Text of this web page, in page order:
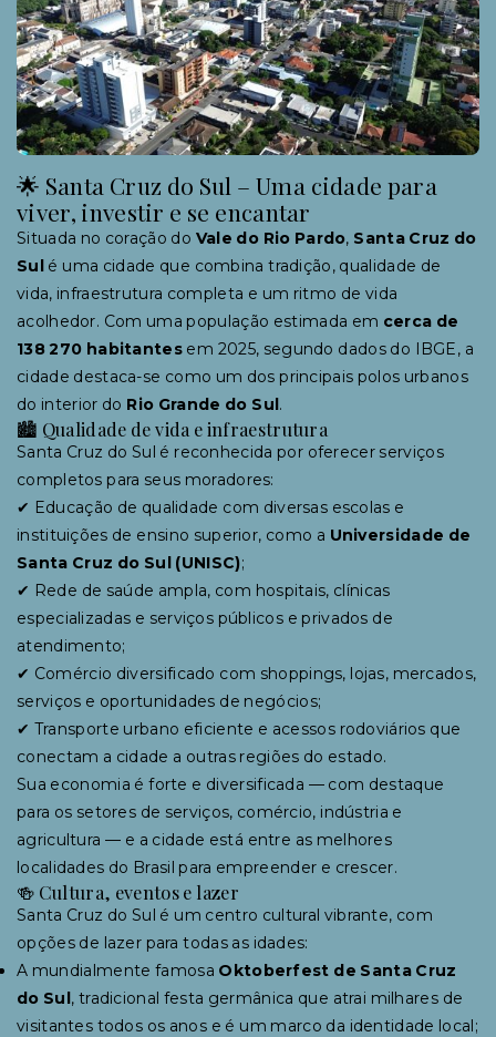
🌟 Santa Cruz do Sul – Uma cidade para
viver, investir e se encantar
Situada no coração do Vale do Rio Pardo, Santa Cruz do
Sulé uma cidade que combina tradição, qualidade de
vida, infraestrutura completa e um ritmo de vida
acolhedor. Com uma população estimada em cerca de
138 270 habitantesem 2025, segundo dados do IBGE, a
cidade destaca-se como um dos principais polos urbanos
do interior do Rio Grande do Sul.
🏙 Qualidade de vida e infraestrutura
Santa Cruz do Sul é reconhecida por oferecer serviços
completos para seus moradores:
✔ Educação de qualidade com diversas escolas e
instituições de ensino superior, como a Universidade de
Santa Cruz do Sul (UNISC);
✔ Rede de saúde ampla, com hospitais, clínicas
especializadas e serviços públicos e privados de
atendimento;
✔ Comércio diversificado com shoppings, lojas, mercados,
serviços e oportunidades de negócios;
✔ Transporte urbano eficiente e acessos rodoviários que
conectam a cidade a outras regiões do estado.
Sua economia é forte e diversificada — com destaque
para os setores de serviços, comércio, indústria e
agricultura — e a cidade está entre as melhores
localidades do Brasil para empreender e crescer.
🍻 Cultura, eventos e lazer
Santa Cruz do Sul é um centro cultural vibrante, com
opções de lazer para todas as idades:
A mundialmente famosa Oktoberfest de Santa Cruz
do Sul, tradicional festa germânica que atrai milhares de
visitantes todos os anos e é um marco da identidade local;